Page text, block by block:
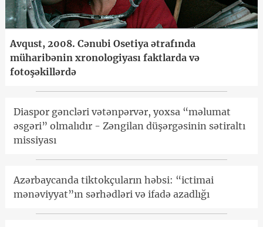
Avqust, 2008. Cənubi Osetiya ətrafında
müharibənin xronologiyası faktlarda və
fotoşəkillərdə
Diaspor gəncləri vətənpərvər, yoxsa “məlumat
əsgəri” olmalıdır - Zəngilan düşərgəsinin sətiraltı
missiyası
Azərbaycanda tiktokçuların həbsi: “ictimai
mənəviyyat”ın sərhədləri və ifadə azadlığı